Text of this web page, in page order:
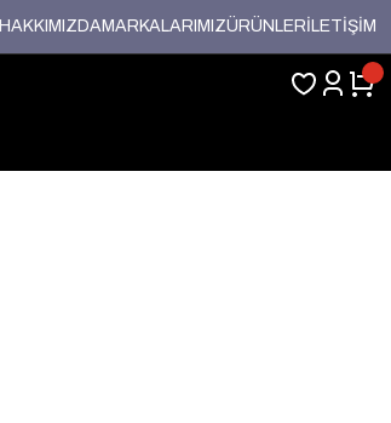
HAKKIMIZDAMARKALARIMIZÜRÜNLERİLETİŞİM